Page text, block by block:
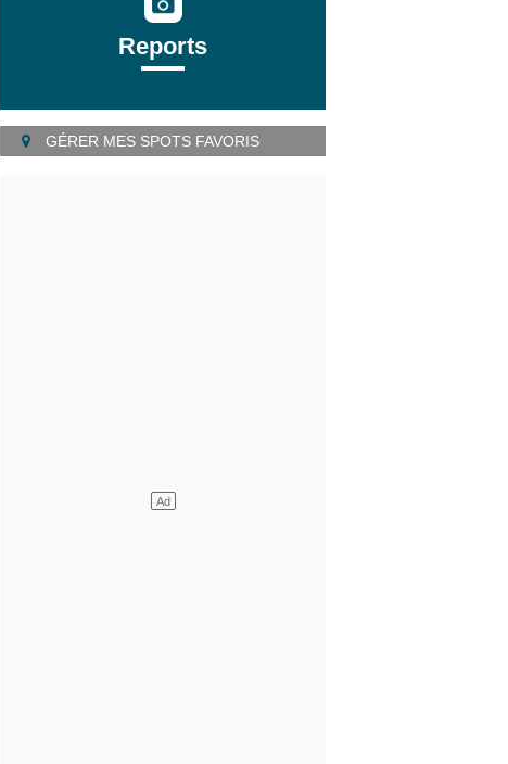
Reports
GÉRER MES SPOTS FAVORIS